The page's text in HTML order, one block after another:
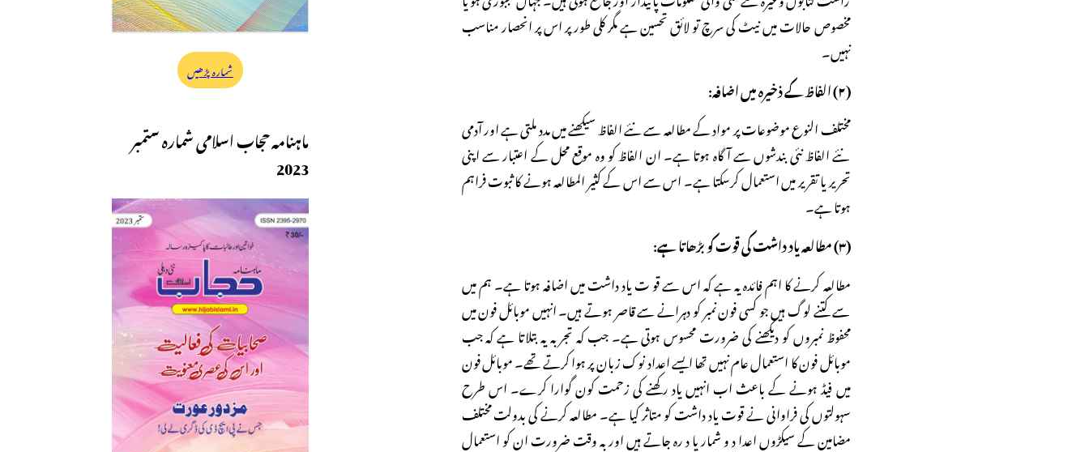
مخصوص حالات میں نیٹ کی سرچ تو لائق تحسین ہے مگر کلی طور پر اس پر انحصار مناسب
نہیں۔
(۲) الفاظ کے ذخیرہ میں اضافہ:
مختلف النوع موضوعات پر مواد کے مطالعہ سے نئے الفاظ سیکھنے میں مدد ملتی ہے اور آدمی
نئے الفاظ نئی بندشوں سے آگاہ ہوتا ہے۔ ان الفاظ کو وہ موقع محل کے اعتبار سے اپنی
تحریر یا تقریر میں استعمال کرسکتا ہے۔ اس سے اس کے کثیر المطالعہ ہونے کا ثبوت فراہم
ہوتا ہے۔
(۳) مطالعہ یاد داشت کی قوت کو بڑھاتا ہے:
مطالعہ کرنے کا اہم فائدہ یہ ہے کہ اس سے قو ت یاد داشت میں اضافہ ہوتا ہے۔ ہم میں
سے کتنے لوگ ہیں جو کسی فون نمبر کو دہرانے سے قاصر ہوتے ہیں۔ انہیں موبائل فون میں
محفوظ نمبروں کو دیکھنے کی ضرورت محسوس ہوتی ہے۔ جب کہ تجربہ یہ بتلاتا ہے کہ جب
موبائل فون کا استعمال عام نہیں تھا ایسے اعداد نوک زبان پر ہوا کرتے تھے۔ موبائل فون
میں فیڈ ہونے کے باعث اب انہیں یاد رکھنے کی زحمت کون گوارا کرے۔ اس طرح
سہولتوں کی فراوانی نے قوت یاد داشت کو متاثر کیا ہے۔ مطالعہ کرنے کی بدولت مختلف
مضامین کے سیکڑوں اعدا د و شمار یا د رہ جاتے ہیں اور بہ وقت ضرورت ان کو استعمال
شمارہ پڑھیں
ماہنامہ حجاب اسلامی شمارہ ستمبر
2023